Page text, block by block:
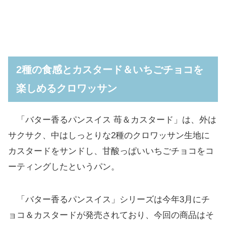
2種の食感とカスタード＆いちごチョコを
楽しめるクロワッサン
「バター香るパンスイス 苺＆カスタード」は、外は
サクサク、中はしっとりな2種のクロワッサン生地に
カスタードをサンドし、甘酸っぱいいちごチョコをコ
ーティングしたというパン。
「バター香るパンスイス」シリーズは今年3月にチ
ョコ＆カスタードが発売されており、今回の商品はそ